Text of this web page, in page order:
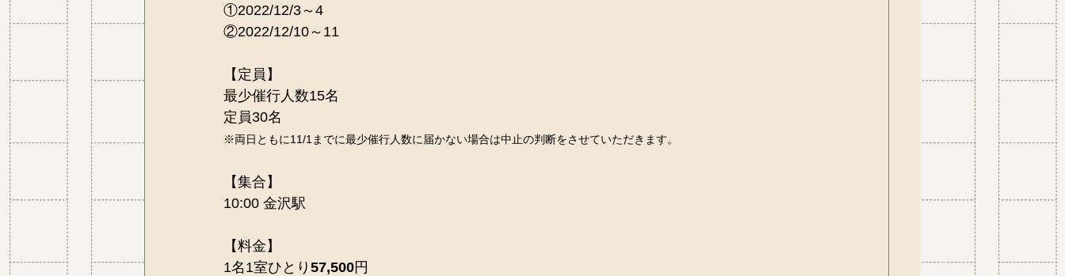
①2022/12/3～4
②2022/12/10～11
【定員】
最少催行人数15名
定員30名
※両日ともに11/1までに最少催行人数に届かない場合は中止の判断をさせていただきます。
【集合】
10:00 金沢駅
【料金】
1名1室ひとり 57,500円